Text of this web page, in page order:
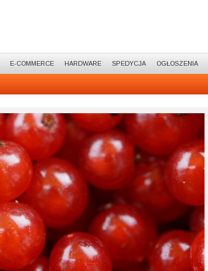
E-COMMERCE HARDWARE SPEDYCJA OGŁOSZENIA